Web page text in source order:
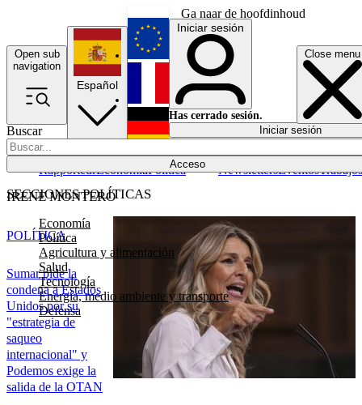
Ga naar de hoofdinhoud
Open sub
navigation
Close menu
Buscar
Acceso
SECCIONES POLÍTICAS
Economía
Política
Agricultura y alimentación
Salud
Tecnología
Energía, medio ambiente y transporte
Defensa
RapporteurEconomíaPolítica NewslettersEventosTrabajos
Español
English
Français
Iniciar sesión
Has cerrado sesión.
Iniciar sesión
IRENE MONTERO
Sumar pide la
condena a Estados
Unidos por su
"estrategia de
saqueo
internacional" y
Podemos exige la
salida de la OTAN
POLÍTICA